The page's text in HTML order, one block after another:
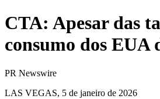
CTA: Apesar das
consumo dos EUA
PR Newswire
LAS VEGAS, 5 de janeiro de 2026